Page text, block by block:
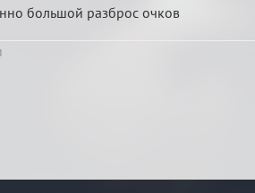
большой разброс очков